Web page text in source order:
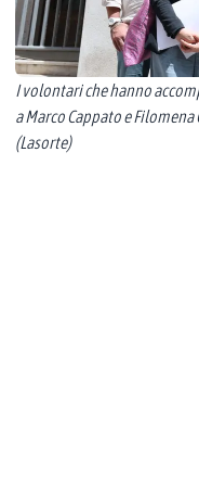
I volontari che hanno
a Marco Cappato e
(Lasorte)